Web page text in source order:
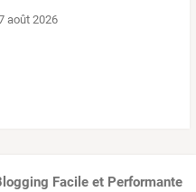
août 2026
Facile et Performante